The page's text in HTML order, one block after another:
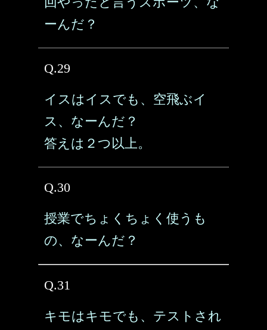
ーんだ？
Q.29
イスはイスでも、空飛ぶイ
ス、なーんだ？
答えは２つ以上。
Q.30
授業でちょくちょく使うも
の、なーんだ？
Q.31
キモはキモでも、テストされ